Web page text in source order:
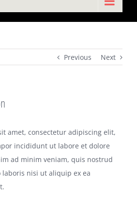
Previous Next
amet, consectetur adipiscing elit,
incididunt ut labore et dolore
ad minim veniam, quis nostrud
nisi ut aliquip ex ea